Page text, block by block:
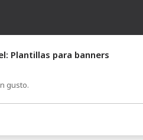
Plantillas para banners
gusto.